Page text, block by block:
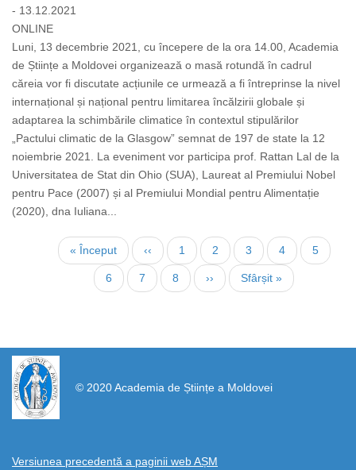
- 13.12.2021
ONLINE
Luni, 13 decembrie 2021, cu începere de la ora 14.00, Academia
de Științe a Moldovei organizează o masă rotundă în cadrul
căreia vor fi discutate acțiunile ce urmează a fi întreprinse la nivel
internațional și național pentru limitarea încălzirii globale și
adaptarea la schimbările climatice în contextul stipulărilor
„Pactului climatic de la Glasgow” semnat de 197 de state la 12
noiembrie 2021. La eveniment vor participa prof. Rattan Lal de la
Universitatea de Stat din Ohio (SUA), Laureat al Premiului Nobel
pentru Pace (2007) și al Premiului Mondial pentru Alimentație
(2020), dna Iuliana...
Нумерация
страниц
Первая
страница
« Început ←
‹‹ Страница
1 Страница
2 Страница
3 Страница
4 5
Страница
6 Страница
7 Страница
8
Следующая
страница
››
Последняя
страница
Sfârșit »
© 2020 Academia de Științe a Moldovei
Versiunea precedentă a paginii web AȘM
https://propletenie.ru/